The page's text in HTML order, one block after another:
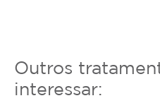
Outros
interessar: